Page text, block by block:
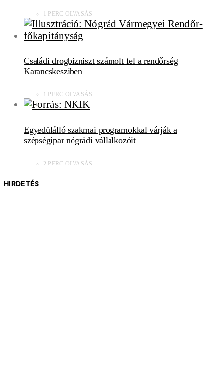
1 PERC OLVASÁS
Családi drogbizniszt számolt fel a rendőrség
Karancskesziben
1 PERC OLVASÁS
Egyedülálló szakmai programokkal várják a
szépségipar nógrádi vállalkozóit
2 PERC OLVASÁS
HIRDETÉS